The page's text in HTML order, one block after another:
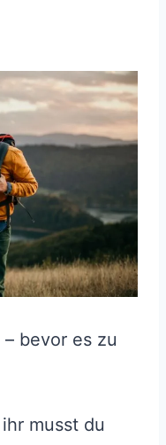
bevor es zu
musst du